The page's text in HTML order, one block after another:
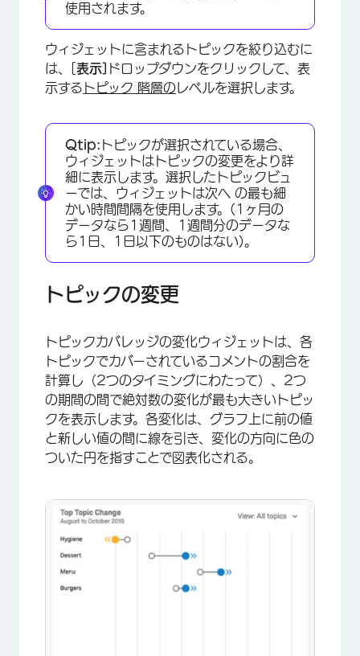
使用されます。
ウィジェットに含まれるトピックを絞り込むに
は、[ 表示] ドロップダウンをクリックして、表
示する トピック 階層の レベルを選択します。
Qtip: トピックが選択されている場合、
ウィジェットはトピックの変更をより詳
細に表示します。選択したトピックビュ
ーでは、ウィジェットは次へ の最も細
かい時間間隔を使用します。(1ヶ月の
データなら1週間、1週間分のデータな
ら1日、1日以下のものはない)。
トピックの変更
トピックカバレッジの変化ウィジェットは、各
トピックでカバーされているコメントの割合を
計算し（2つのタイミングにわたって）、2つ
の期間の間で絶対数の変化が最も大きいトピッ
クを表示します。各変化は、グラフ上に前の値
と新しい値の間に線を引き、変化の方向に色の
ついた円を指すことで図表化される。